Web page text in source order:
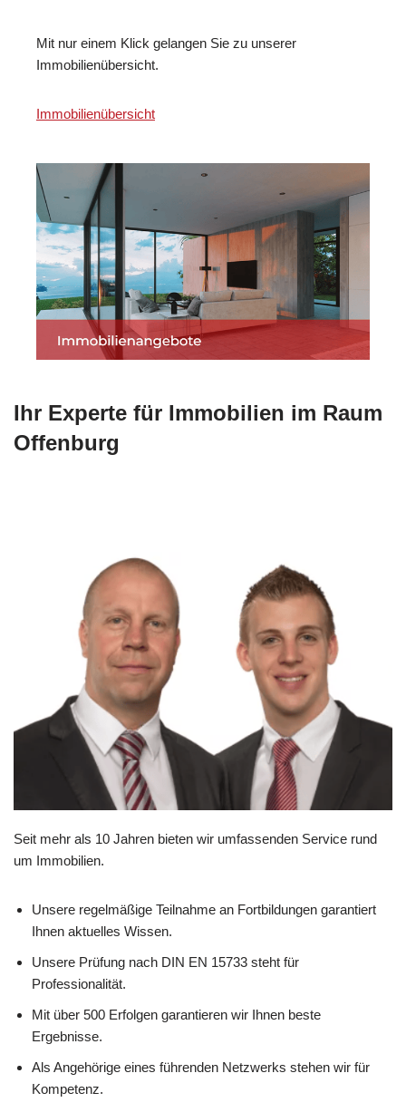
Mit nur einem Klick gelangen Sie zu unserer
Immobilienübersicht.
Immobilienübersicht
Ihr Experte für Immobilien im Raum
Offenburg
Seit mehr als 10 Jahren bieten wir umfassenden Service rund
um Immobilien.
Unsere regelmäßige Teilnahme an Fortbildungen garantiert
Ihnen aktuelles Wissen.
Unsere Prüfung nach DIN EN 15733 steht für
Professionalität.
Mit über 500 Erfolgen garantieren wir Ihnen beste
Ergebnisse.
Als Angehörige eines führenden Netzwerks stehen wir für
Kompetenz.